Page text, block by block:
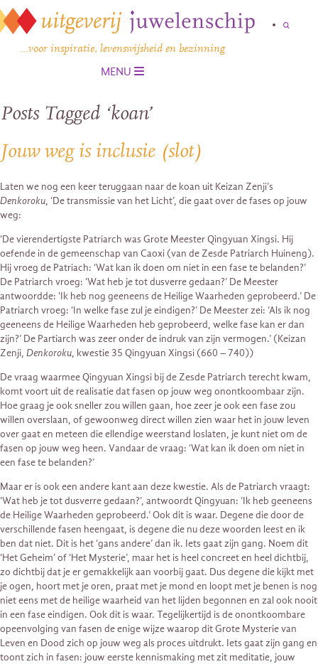
…voor inspiratie, levenswijsheid en bezinning
MENU
Posts Tagged ‘koan’
Jouw weg is inclusie (slot)
Laten we nog een keer teruggaan naar de koan uit Keizan Zenji’s
Denkoroku, ‘De transmissie van het Licht’, die gaat over de fases op jouw
weg:
‘De vierendertigste Patriarch was Grote Meester Qingyuan Xingsi. Hij
oefende in de gemeenschap van Caoxi (van de Zesde Patriarch Huineng).
Hij vroeg de Patriach: ‘Wat kan ik doen om niet in een fase te belanden?’
De Patriarch vroeg: ‘Wat heb je tot dusverre gedaan?’ De Meester
antwoordde: ‘Ik heb nog geeneens de Heilige Waarheden geprobeerd.’ De
Patriarch vroeg: ‘In welke fase zul je eindigen?’ De Meester zei: ‘Als ik nog
geeneens de Heilige Waarheden heb geprobeerd, welke fase kan er dan
zijn?’ De Partiarch was zeer onder de indruk van zijn vermogen.’ (Keizan
Zenji, Denkoroku, kwestie 35 Qingyuan Xingsi (660 – 740))
De vraag waarmee Qingyuan Xingsi bij de Zesde Patriarch terecht kwam,
komt voort uit de realisatie dat fasen op jouw weg onontkoombaar zijn.
Hoe graag je ook sneller zou willen gaan, hoe zeer je ook een fase zou
willen overslaan, of gewoonweg direct willen zien waar het in jouw leven
over gaat en meteen die ellendige weerstand loslaten, je kunt niet om de
fasen op jouw weg heen. Vandaar de vraag: ‘Wat kan ik doen om niet in
een fase te belanden?’
Maar er is ook een andere kant aan deze kwestie. Als de Patriarch vraagt:
‘Wat heb je tot dusverre gedaan?’, antwoordt Qingyuan: ‘Ik heb geeneens
de Heilige Waarheden geprobeerd.’ Ook dit is waar. Degene die door de
verschillende fasen heengaat, is degene die nu deze woorden leest en ik
ben dat niet. Dit is het ‘gans andere’ dan ik. Iets gaat zijn gang. Noem dit
‘Het Geheim’ of ‘Het Mysterie’, maar het is heel concreet en heel dichtbij,
zo dichtbij dat je er gemakkelijk aan voorbij gaat. Dus degene die kijkt met
je ogen, hoort met je oren, praat met je mond en loopt met je benen is nog
niet eens met de heilige waarheid van het lijden begonnen en zal ook nooit
in een fase eindigen. Ook dit is waar. Tegelijkertijd is de onontkoombare
opeenvolging van fasen de enige wijze waarop dit Grote Mysterie van
Leven en Dood zich op jouw weg als proces uitdrukt. Iets gaat zijn gang en
toont zich in fasen: jouw eerste kennismaking met zit meditatie, jouw